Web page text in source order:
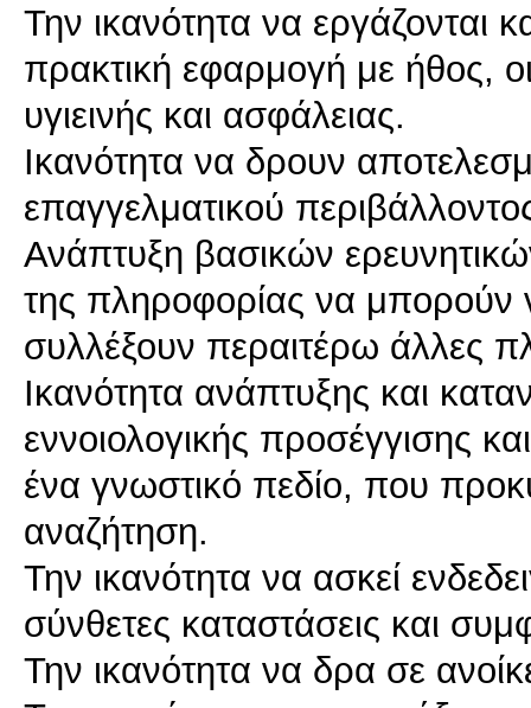
Την ικανότητα να εργάζονται
πρακτική εφαρμογή με ήθος,
υγιεινής και ασφάλειας.
Ικανότητα να δρουν
επαγγελματικού
Ανάπτυξη βασικών
της πληροφορίας να μπορούν
συλλέξουν περαιτέρω άλλες
Ικανότητα ανάπτυξης και
εννοιολογικής προσέγγισης
ένα γνωστικό πεδίο, που
αναζήτηση.
Την ικανότητα να ασκεί
σύνθετες καταστάσεις και
Την ικανότητα να δρα σε